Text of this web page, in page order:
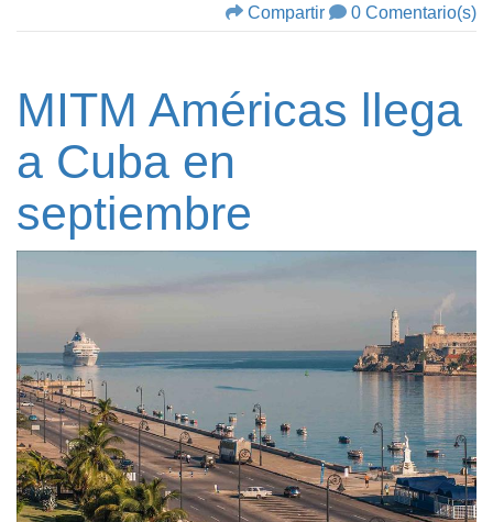
Compartir 0 Comentario(s)
MITM Américas llega
a Cuba en
septiembre